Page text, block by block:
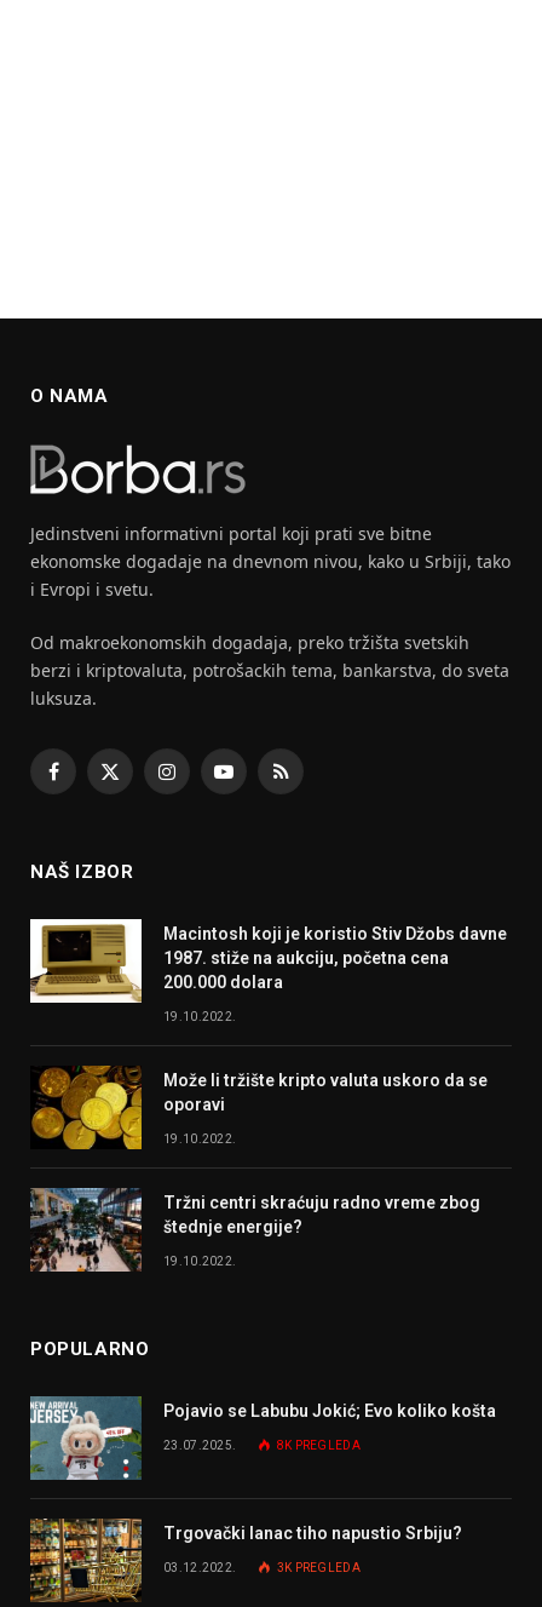
O NAMA
Jedinstveni informativni portal koji prati sve bitne
ekonomske dogadaje na dnevnom nivou, kako u Srbiji, tako
i Evropi i svetu.
Od makroekonomskih dogadaja, preko tržišta svetskih
berzi i kriptovaluta, potrošackih tema, bankarstva, do sveta
luksuza.
Facebook
X
InstagramYouTubeRSS
NAŠ IZBOR
Macintosh koji je koristio Stiv Džobs davne
1987. stiže na aukciju, početna cena
200.000 dolara
19.10.2022.
Može li tržište kripto valuta uskoro da se
oporavi
19.10.2022.
Tržni centri skraćuju radno vreme zbog
štednje energije?
19.10.2022.
POPULARNO
Pojavio se Labubu Jokić; Evo koliko košta
23.07.2025. 8K PREGLEDA
Trgovački lanac tiho napustio Srbiju?
03.12.2022. 3K PREGLEDA